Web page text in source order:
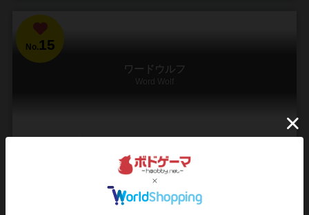
No.15
ワードウルフ
Word Wolf
5～15分 12歳～
与えられたお題から少数派を見つけ出せ
全員同じ「お題」に対して1人だけ違う「お題」が与えられた！？違う
「お題」の人を探し当てる大人気パーティーゲーム！ 「お題」は一人